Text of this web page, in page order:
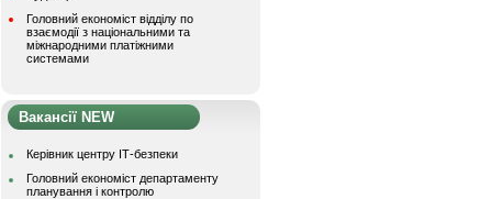
Головний економіст відділу по
взаємодії з національними та
міжнародними платіжними
системами
Вакансії NEW
Керівник центру ІТ-безпеки
Головний економіст департаменту
планування і контролю